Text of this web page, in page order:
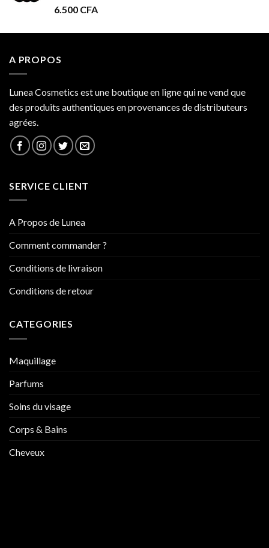
6.500 CFA
A PROPOS
Lunea Cosmetics est une boutique en ligne qui ne vend que
des produits authentiques en provenances de distributeurs
agrées.
SERVICE CLIENT
A Propos de Lunea
Comment commander ?
Conditions de livraison
Conditions de retour
CATEGORIES
Maquillage
Parfums
Soins du visage
Corps & Bains
Cheveux